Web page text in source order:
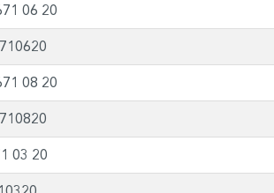
06 20
08 20
03 20